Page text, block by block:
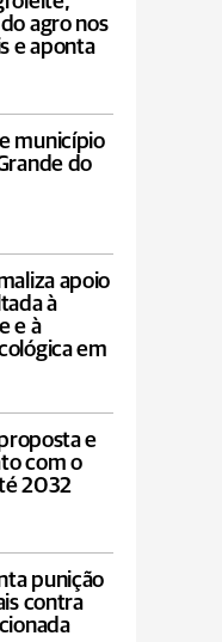
agro nos
e aponta
município
do
apoio
à
e à
em
e
com o
2032
punição
contra